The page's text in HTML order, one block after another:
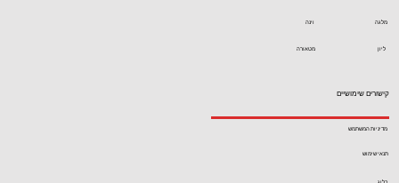
קישורים שימושיים
תנאי שימוש
מדיניות המשתמש
מלגה
מטאורה
וינה
ליון